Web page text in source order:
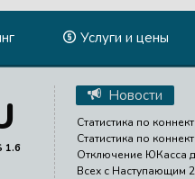
Услуги и цены
1.6
Новости
Статистика по
Статистика по
Отключение ЮКасса
Всех с Наступающим